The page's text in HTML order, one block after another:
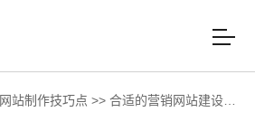
网站制作技巧点 >> 合适的营销网站建设对公司的影响有多大?